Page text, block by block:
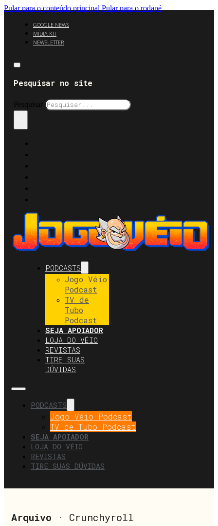
Pular para o conteúdo principal Pular para o rodapé
GOOGLE NEWS
MÍDIA KIT
NEWSLETTER
Pesquisar no site
Pesquisar
PODCASTS
Jogo Véio
Podcast
TV de
Tubo
Podcast
SEJA APOIADOR
LOJA DO VÉIO
REVISTAS
TIRE SUAS
DÚVIDAS
PODCASTS
Jogo Véio Podcast
TV de Tubo Podcast
SEJA APOIADOR
LOJA DO VÉIO
REVISTAS
TIRE SUAS DÚVIDAS
Arquivo · Crunchyroll